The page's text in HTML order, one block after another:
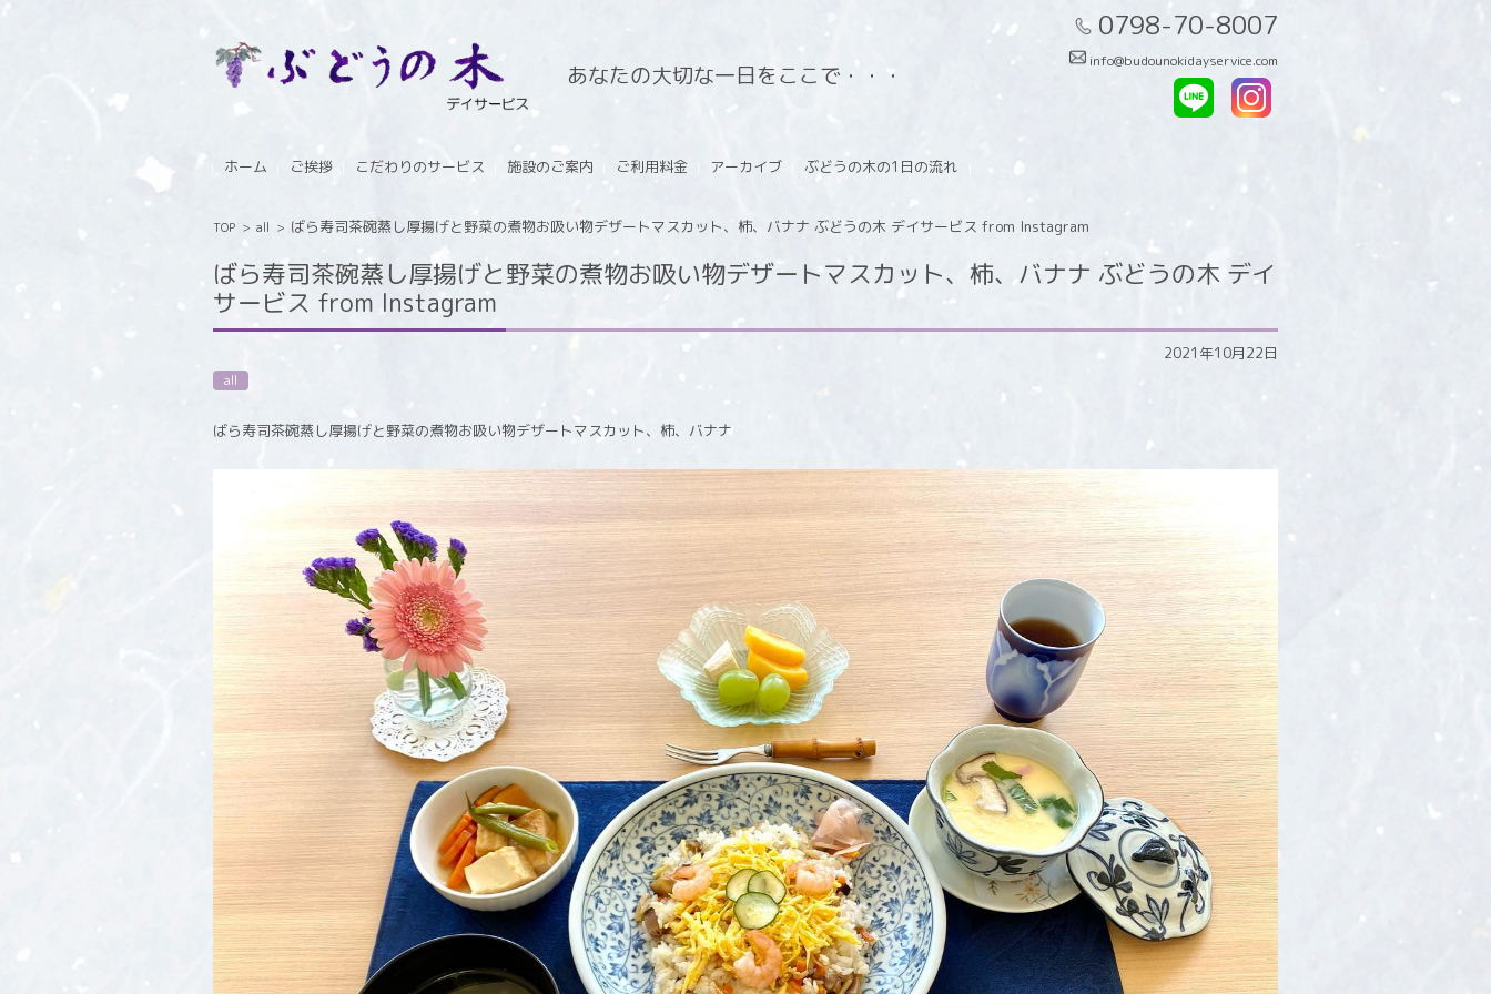
あなたの大切な一日をここで・・・
0798-70-8007
info@budounokidayservice.com
ホーム
ご挨拶 こだわりのサービス 施設のご案内 ご利用料金 アーカイブ ぶどうの木の1日の流れ
TOP > all > ばら寿司茶碗蒸し厚揚げと野菜の煮物お吸い物デザートマスカット、柿、バナナ ぶどうの木 デイサービス from Instagram
ばら寿司茶碗蒸し厚揚げと野菜の煮物お吸い物デザートマスカット、柿、バナナ ぶどうの木 デイ
サービス from Instagram
2021年10月22日
all
ばら寿司茶碗蒸し厚揚げと野菜の煮物お吸い物デザートマスカット、柿、バナナ